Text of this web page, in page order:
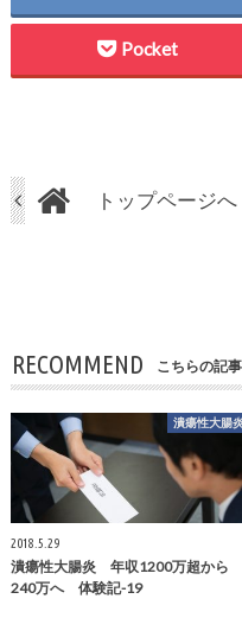
Pocket
トップページへ
RECOMMEND こちらの記
潰瘍性大腸
2018.5.29
潰瘍性大腸炎 年収1200万超から
240万へ 体験記-19